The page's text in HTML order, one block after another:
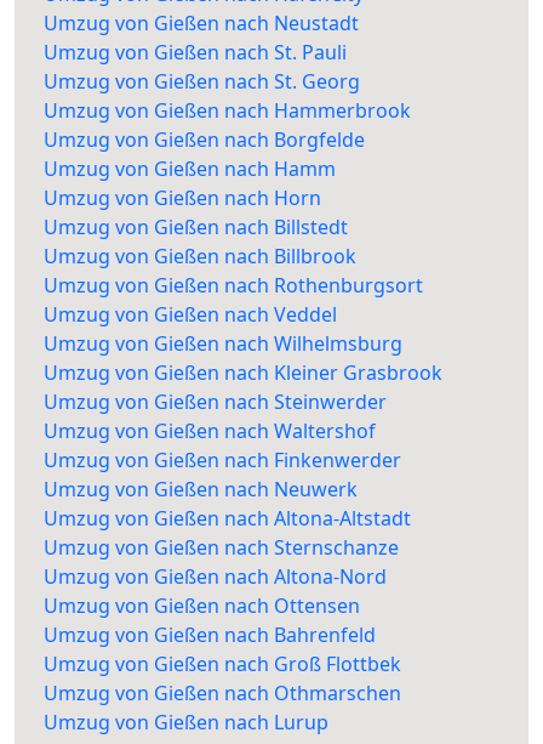
Umzug von Gießen nach Neustadt
Umzug von Gießen nach St. Pauli
Umzug von Gießen nach St. Georg
Umzug von Gießen nach Hammerbrook
Umzug von Gießen nach Borgfelde
Umzug von Gießen nach Hamm
Umzug von Gießen nach Horn
Umzug von Gießen nach Billstedt
Umzug von Gießen nach Billbrook
Umzug von Gießen nach Rothenburgsort
Umzug von Gießen nach Veddel
Umzug von Gießen nach Wilhelmsburg
Umzug von Gießen nach Kleiner Grasbrook
Umzug von Gießen nach Steinwerder
Umzug von Gießen nach Waltershof
Umzug von Gießen nach Finkenwerder
Umzug von Gießen nach Neuwerk
Umzug von Gießen nach Altona-Altstadt
Umzug von Gießen nach Sternschanze
Umzug von Gießen nach Altona-Nord
Umzug von Gießen nach Ottensen
Umzug von Gießen nach Bahrenfeld
Umzug von Gießen nach Groß Flottbek
Umzug von Gießen nach Othmarschen
Umzug von Gießen nach Lurup